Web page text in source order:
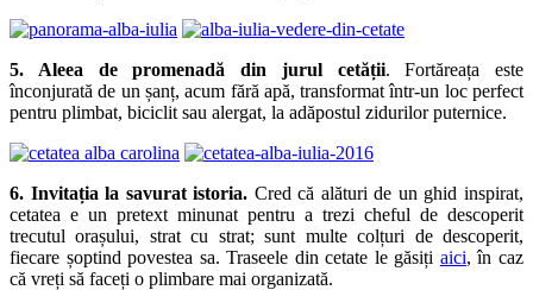
5. Aleea de promenadă din jurul cetății. Fortăreața este
înconjurată de un șanț, acum fără apă, transformat într-un loc perfect
pentru plimbat, biciclit sau alergat, la adăpostul zidurilor puternice.
6. Invitația la savurat istoria. Cred că alături de un ghid inspirat,
cetatea e un pretext minunat pentru a trezi cheful de descoperit
trecutul orașului, strat cu strat; sunt multe colțuri de descoperit,
fiecare șoptind povestea sa. Traseele din cetate le găsiți aici, în caz
că vreți să faceți o plimbare mai organizată.